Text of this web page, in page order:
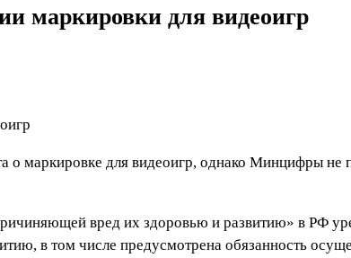
маркировки для видеоигр
о маркировке для видеоигр, однако Минцифры не
вред их здоровью и развитию» в РФ
в том числе предусмотрена обязанность